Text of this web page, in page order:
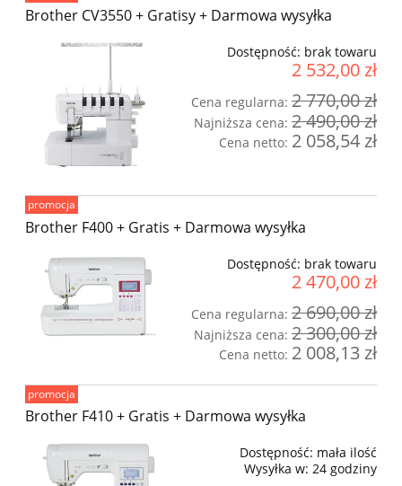
Brother CV3550 + Gratisy + Darmowa wysyłka
Dostępność: brak towaru
2 532,00 zł
Cena regularna: 2 770,00 zł
Najniższa cena: 2 490,00 zł
Cena netto: 2 058,54 zł
Brother F400 + Gratis + Darmowa wysyłka
Dostępność: brak towaru
2 470,00 zł
Cena regularna: 2 690,00 zł
Najniższa cena: 2 300,00 zł
Cena netto: 2 008,13 zł
promocja
Brother F410 + Gratis + Darmowa wysyłka
Dostępność: mała ilość
Wysyłka w: 24 godziny
promocja